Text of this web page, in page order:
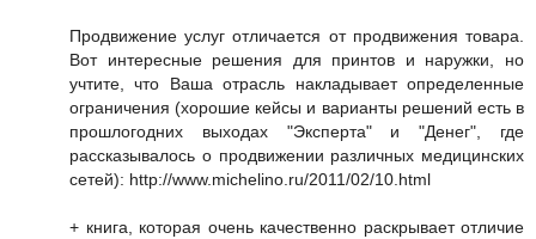
Продвижение услуг отличается от продвижения товара.
Вот интересные решения для принтов и наружки, но
учтите, что Ваша отрасль накладывает определенные
ограничения (хорошие кейсы и варианты решений есть в
прошлогодних выходах "Эксперта" и "Денег", где
рассказывалось о продвижении различных медицинских
сетей): http://www.michelino.ru/2011/02/10.html
+ книга, которая очень качественно раскрывает отличие